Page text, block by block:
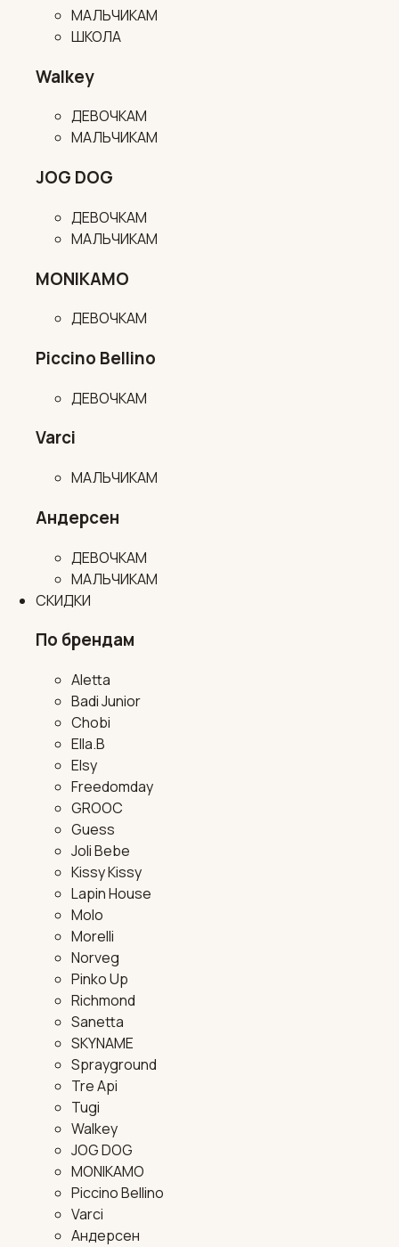
МАЛЬЧИКАМ
ШКОЛА
Walkey
ДЕВОЧКАМ
МАЛЬЧИКАМ
JOG DOG
ДЕВОЧКАМ
МАЛЬЧИКАМ
MONIKAMO
ДЕВОЧКАМ
Piccino Bellino
ДЕВОЧКАМ
Varci
МАЛЬЧИКАМ
Андерсен
ДЕВОЧКАМ
МАЛЬЧИКАМ
СКИДКИ
По брендам
Aletta
Badi Junior
Chobi
Ella.B
Elsy
Freedomday
GROOC
Guess
Joli Bebe
Kissy Kissy
Lapin House
Molo
Morelli
Norveg
Pinko Up
Richmond
Sanetta
SKYNAME
Sprayground
Tre Api
Tugi
Walkey
JOG DOG
MONIKAMO
Piccino Bellino
Varci
Андерсен